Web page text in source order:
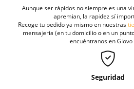
Aunque ser rápidos no siempre es una
apremian, la rapidez sí
Recoge tu pedido ya mismo en nuestras
mensajeria (en tu domicilio o en un
encuéntranos en Glovo
Seguridad